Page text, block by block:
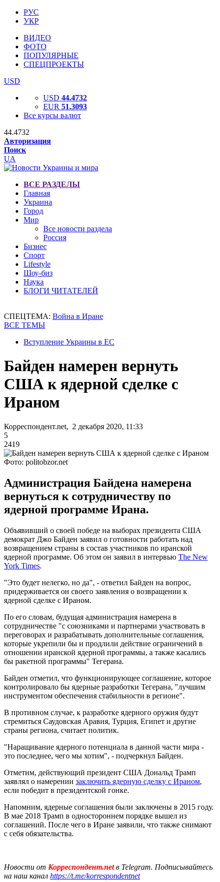
РУС
УКР
ВИДЕО
ФОТО
ПОПУЛЯРНЫЕ
СПЕЦПРОЕКТЫ
USD
USD 44.4732
EUR 51.3093
Все курсы валют
44.4732
Авторизация
Поиск
UA
ВСЕ РАЗДЕЛЫ
Главная
Украина
Город
Мир
Все новости раздела
Россия
Бизнес
Спорт
Lifestyle
Шоу-биз
Наука
БЛОГИ ЧИТАТЕЛЕЙ
СПЕЦТЕМА: Война в Иране
ВСЕ ТЕМЫ
Вступление Украины в ЕС
Байден намерен вернуть
США к ядерной сделке с
Ираном
Корреспондент.net, 2 декабря 2020, 11:33
5
2419
Фото: politobzor.net
Администрация Байдена намерена
вернуться к сотрудничеству по
ядерной программе Ирана.
Объявивший о своей победе на выборах президента США
демократ Джо Байден заявил о готовности работать над
возвращением страны в состав участников по иранской
ядерной программе. Об этом он заявил в интервью The New
York Times.
"Это будет нелегко, но да", - ответил Байден на вопрос,
придерживается он своего заявления о возвращении к
ядерной сделке с Ираном.
По его словам, будущая администрация намерена в
сотрудничестве "с союзниками и партнерами участвовать в
переговорах и разрабатывать дополнительные соглашения,
которые укрепили бы и продлили действие ограничений в
отношении иранской ядерной программы, а также касались
бы ракетной программы" Тегерана.
Байден отметил, что функционирующее соглашение, которое
контролировало бы ядерные разработки Тегерана, "лучшим
инструментом обеспечения стабильности в регионе".
В противном случае, к разработке ядерного оружия будут
стремиться Саудовская Аравия, Турция, Египет и другие
страны региона, считает политик.
"Наращивание ядерного потенциала в данной части мира -
это последнее, чего мы хотим", - подчеркнул Байден.
Отметим, действующий президент США Дональд Трамп
заявлял о намерении заключить ядерную сделку с Ираном,
если победит в президентской гонке.
Напомним, ядерные соглашения были заключены в 2015 году.
В мае 2018 Трамп в одностороннем порядке вышел из
соглашений. После чего в Иране заявили, что также снимают
с себя обязательства.
Новости от Корреспондент.netв Telegram. Подписывайтесь
на наш канал https://t.me/korrespondentnet